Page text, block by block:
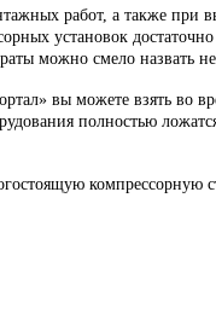
работ, а также при
установок
можно смело назвать
вы можете взять во
полностью
компрессорную